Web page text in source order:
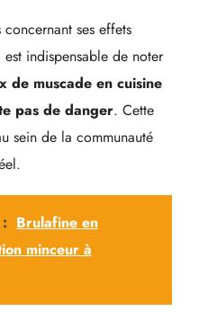
ses effets
indispensable de noter
de muscade en cuisine
pas de danger. Cette
sein de la communauté
Brulafine en
minceur à